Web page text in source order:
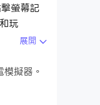
螢幕記
玩
展開
擬器。